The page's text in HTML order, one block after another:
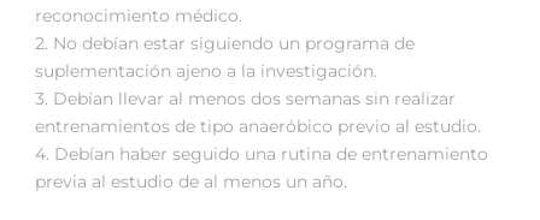
reconocimiento médico.
2. No debían estar siguiendo un programa de
suplementación ajeno a la investigación.
3. Debían llevar al menos dos semanas sin realizar
entrenamientos de tipo anaeróbico previo al estudio.
4. Debían haber seguido una rutina de entrenamiento
previa al estudio de al menos un año.